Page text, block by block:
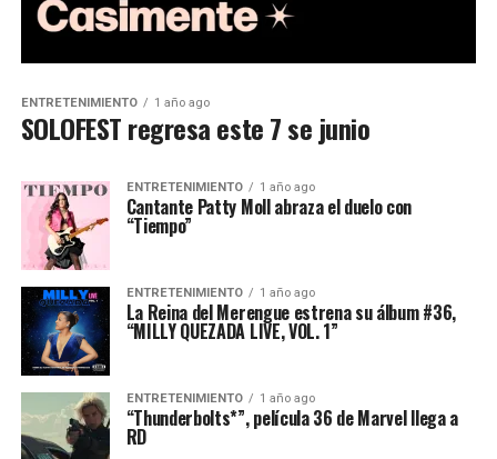
ENTRETENIMIENTO 1 año ago
SOLOFEST regresa este 7 se junio
ENTRETENIMIENTO 1 año ago
Cantante Patty Moll abraza el duelo con
“Tiempo”
ENTRETENIMIENTO 1 año ago
La Reina del Merengue estrena su álbum #36,
“MILLY QUEZADA LIVE, VOL. 1”
ENTRETENIMIENTO 1 año ago
“Thunderbolts*”, película 36 de Marvel llega a
RD